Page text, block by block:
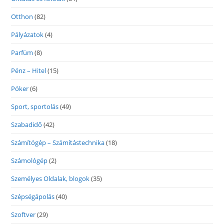
Otthon (82)
Pályázatok(4)
Parfüm (8)
Pénz – Hitel(15)
Póker(6)
Sport, sportolás(49)
Szabadidő (42)
Számítógép – Számítástechnika(18)
Számológép(2)
Személyes Oldalak, blogok(35)
Szépségápolás(40)
Szoftver(29)